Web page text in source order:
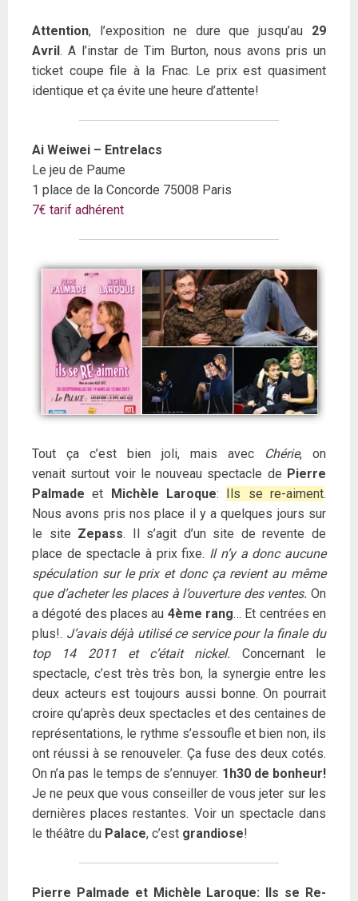
Attention, l’exposition ne dure que jusqu’au 29
Avril. A l’instar de Tim Burton, nous avons pris un
ticket coupe file à la Fnac. Le prix est quasiment
identique et ça évite une heure d’attente!
Ai Weiwei – Entrelacs
Le jeu de Paume
1 place de la Concorde 75008 Paris
7€ tarif adhérent
Tout ça c’est bien joli, mais avec Chérie, on
venait surtout voir le nouveau spectacle de Pierre
Palmade et Michèle Laroque: Ils se re-aiment.
Nous avons pris nos place il y a quelques jours sur
le site Zepass. Il s’agit d’un site de revente de
place de spectacle à prix fixe. Il n’y a donc aucune
spéculation sur le prix et donc ça revient au même
que d’acheter les places à l’ouverture des ventes. On
a dégoté des places au 4ème rang… Et centrées en
plus!. J’avais déjà utilisé ce service pour la finale du
top 14 2011 et c’était nickel. Concernant le
spectacle, c’est très très bon, la synergie entre les
deux acteurs est toujours aussi bonne. On pourrait
croire qu’après deux spectacles et des centaines de
représentations, le rythme s’essoufle et bien non, ils
ont réussi à se renouveler. Ça fuse des deux cotés.
On n’a pas le temps de s’ennuyer. 1h30 de bonheur!
Je ne peux que vous conseiller de vous jeter sur les
dernières places restantes. Voir un spectacle dans
le théâtre du Palace, c’est grandiose!
Pierre Palmade et Michèle Laroque: Ils se Re-